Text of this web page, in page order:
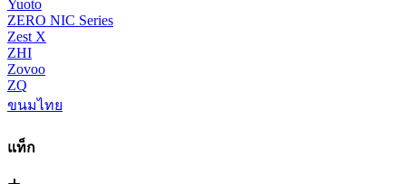
Yuoto
ZERO NIC Series
Zest X
ZHI
Zovoo
ZQ
ขนมไทย
แท็ก